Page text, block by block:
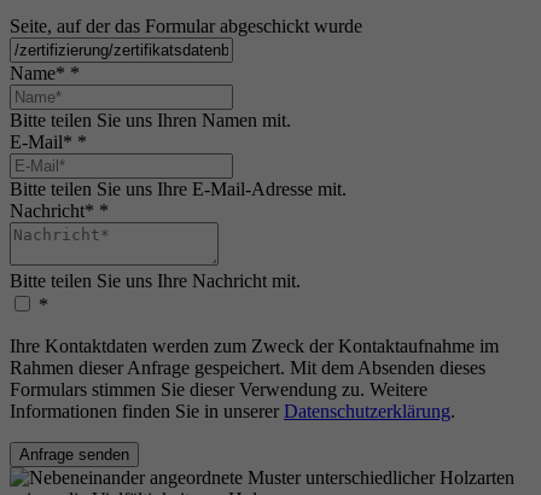
Seite, auf der das Formular abgeschickt wurde
Name* *
Bitte teilen Sie uns Ihren Namen mit.
E-Mail* *
Bitte teilen Sie uns Ihre E-Mail-Adresse mit.
Nachricht* *
Bitte teilen Sie uns Ihre Nachricht mit.
*
Ihre Kontaktdaten werden zum Zweck der Kontaktaufnahme im
Rahmen dieser Anfrage gespeichert. Mit dem Absenden dieses
Formulars stimmen Sie dieser Verwendung zu. Weitere
Informationen finden Sie in unserer Datenschutzerklärung.
Anfrage senden